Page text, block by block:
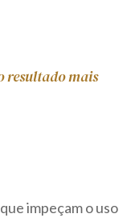
resultado mais
impeçam o uso